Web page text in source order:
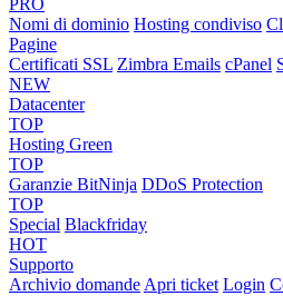
PRO
Nomi di dominio Hosting condiviso
Pagine
Certificati SSL Zimbra Emails cPanel
NEW
Datacenter
TOP
Hosting Green
TOP
Garanzie BitNinja DDoS Protection
TOP
Special Blackfriday
HOT
Supporto
Archivio domandeApri ticket Login